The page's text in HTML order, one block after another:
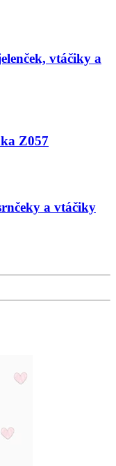
vtáčiky a
Z057
a vtáčiky